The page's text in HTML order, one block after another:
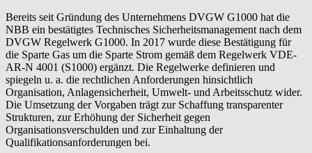
Bereits seit Gründung des Unternehmens DVGW G1000 hat die
NBB ein bestätigtes Technisches Sicherheitsmanagement nach dem
DVGW Regelwerk G1000. In 2017 wurde diese Bestätigung für
die Sparte Gas um die Sparte Strom gemäß dem Regelwerk VDE-
AR-N 4001 (S1000) ergänzt. Die Regelwerke definieren und
spiegeln u. a. die rechtlichen Anforderungen hinsichtlich
Organisation, Anlagensicherheit, Umwelt- und Arbeitsschutz wider.
Die Umsetzung der Vorgaben trägt zur Schaffung transparenter
Strukturen, zur Erhöhung der Sicherheit gegen
Organisationsverschulden und zur Einhaltung der
Qualifikationsanforderungen bei.